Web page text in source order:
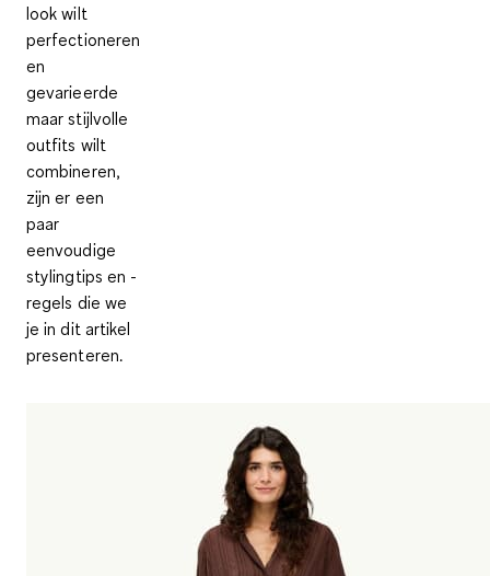
look wilt
perfectioneren
en
gevarieerde
maar stijlvolle
outfits wilt
combineren,
zijn er een
paar
eenvoudige
stylingtips en -
regels die we
je in dit artikel
presenteren.